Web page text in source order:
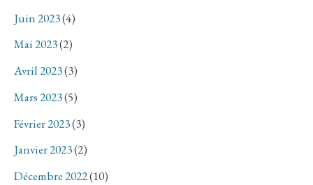
Juin 2023(4)
Mai 2023(2)
Avril 2023(3)
Mars 2023(5)
Février 2023(3)
Janvier 2023(2)
Décembre 2022(10)